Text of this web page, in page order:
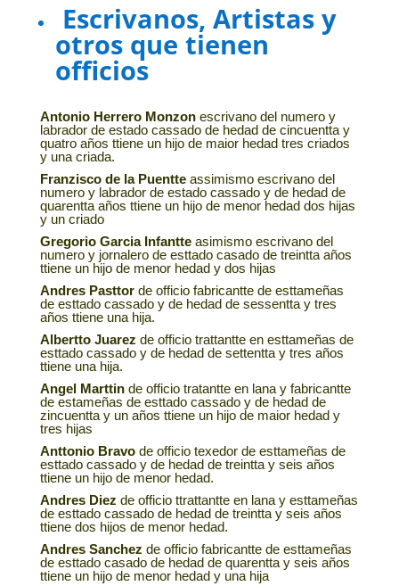
Escrivanos, Artistas y
otros que tienen
officios
Antonio Herrero Monzonescrivano del numero y
labrador de estado cassado de hedad de cincuentta y
quatro años ttiene un hijo de maior hedad tres criados
y una criada.
Franzisco de la Puentteassimismo escrivano del
numero y labrador de estado cassado y de hedad de
quarentta años ttiene un hijo de menor hedad dos hijas
y un criado
Gregorio Garcia Infantteasimismo escrivano del
numero y jornalero de esttado casado de treintta años
ttiene un hijo de menor hedad y dos hijas
Andres Pasttorde officio fabricantte de esttameñas
de esttado cassado y de hedad de sessentta y tres
años ttiene una hija.
Albertto Juarez de officio trattantte en esttameñas de
esttado cassado y de hedad de settentta y tres años
ttiene una hija.
Angel Marttinde officio tratantte en lana y fabricantte
de estameñas de esttado cassado y de hedad de
zincuentta y un años ttiene un hijo de maior hedad y
tres hijas
Anttonio Bravode officio texedor de esttameñas de
esttado cassado y de hedad de treintta y seis años
ttiene un hijo de menor hedad.
Andres Diez de officio ttrattantte en lana y esttameñas
de esttado cassado de hedad de treintta y seis años
ttiene dos hijos de menor hedad.
Andres Sanchez de officio fabricantte de esttameñas
de esttado casado de hedad de quarentta y seis años
ttiene un hijo de menor hedad y una hija